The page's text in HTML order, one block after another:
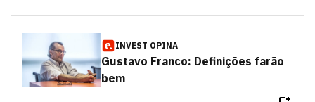
INVEST OPINA
Gustavo Franco: Definições farão
bem